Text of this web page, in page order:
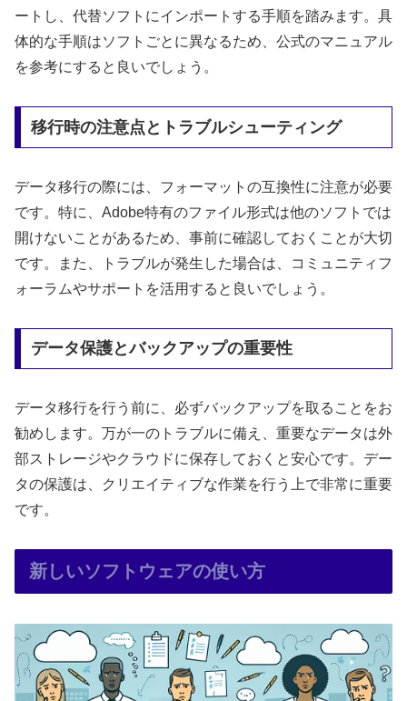
ートし、代替ソフトにインポートする手順を踏みます。具
体的な手順はソフトごとに異なるため、公式のマニュアル
を参考にすると良いでしょう。
移行時の注意点とトラブルシューティング
データ移行の際には、フォーマットの互換性に注意が必要
です。特に、Adobe特有のファイル形式は他のソフトでは
開けないことがあるため、事前に確認しておくことが大切
です。また、トラブルが発生した場合は、コミュニティフ
ォーラムやサポートを活用すると良いでしょう。
データ保護とバックアップの重要性
データ移行を行う前に、必ずバックアップを取ることをお
勧めします。万が一のトラブルに備え、重要なデータは外
部ストレージやクラウドに保存しておくと安心です。デー
タの保護は、クリエイティブな作業を行う上で非常に重要
です。
新しいソフトウェアの使い方